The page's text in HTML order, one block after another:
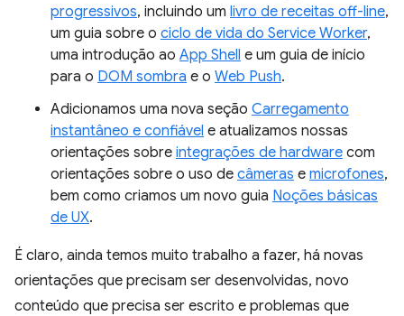
progressivos, incluindo um livro de receitas off-line,
um guia sobre o ciclo de vida do Service Worker,
uma introdução ao App Shell e um guia de início
para o DOM sombra e o Web Push.
Adicionamos uma nova seção Carregamento
instantâneo e confiável e atualizamos nossas
orientações sobre integrações de hardware com
orientações sobre o uso de câmeras e microfones,
bem como criamos um novo guia Noções básicas
de UX.
É claro, ainda temos muito trabalho a fazer, há novas
orientações que precisam ser desenvolvidas, novo
conteúdo que precisa ser escrito e problemas que